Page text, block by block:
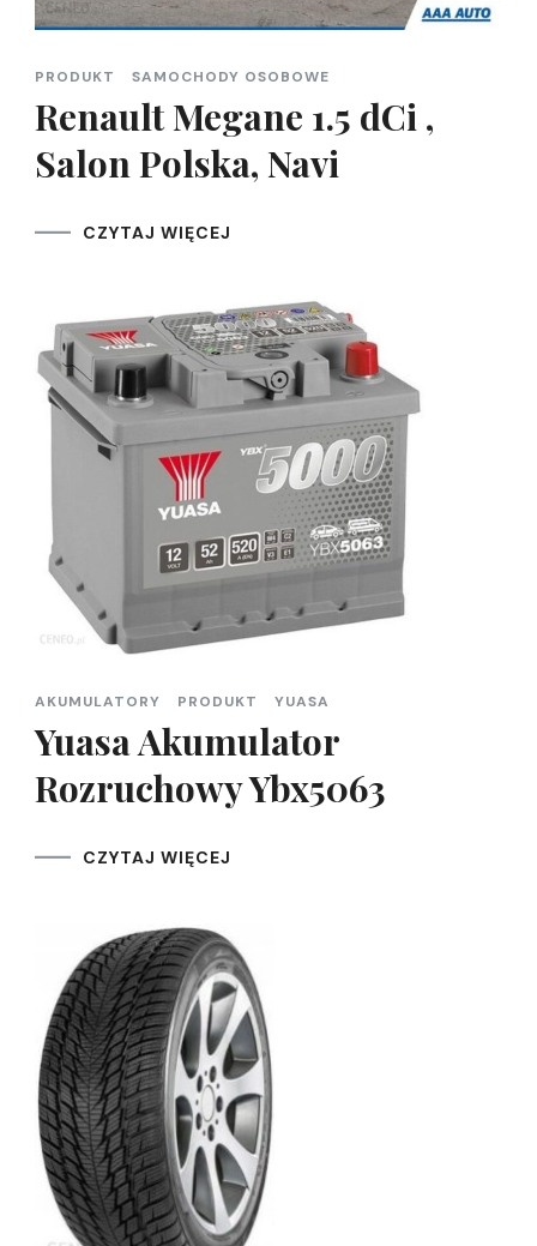
PRODUKT SAMOCHODY OSOBOWE
Renault Megane 1.5 dCi ,
Salon Polska, Navi
CZYTAJ WIĘCEJ
AKUMULATORY PRODUKT YUASA
Yuasa Akumulator
Rozruchowy Ybx5063
CZYTAJ WIĘCEJ